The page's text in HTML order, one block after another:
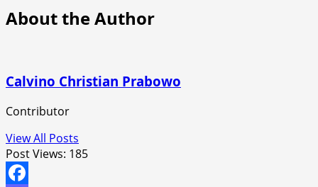
About the Author
Calvino Christian Prabowo
Contributor
View All Posts
Post Views: 185